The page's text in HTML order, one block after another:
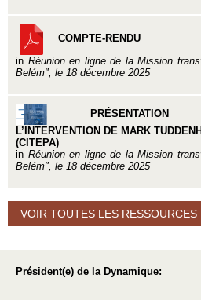
COMPTE-RENDU
in Réunion en ligne de la Mission
Belém", le 18 décembre 2025
PRÉSENTATION
L’INTERVENTION DE MARK
(CITEPA)
in Réunion en ligne de la Mission
Belém", le 18 décembre 2025
VOIR TOUTES LES RESSOURCES
Président(e) de la Dynamique: